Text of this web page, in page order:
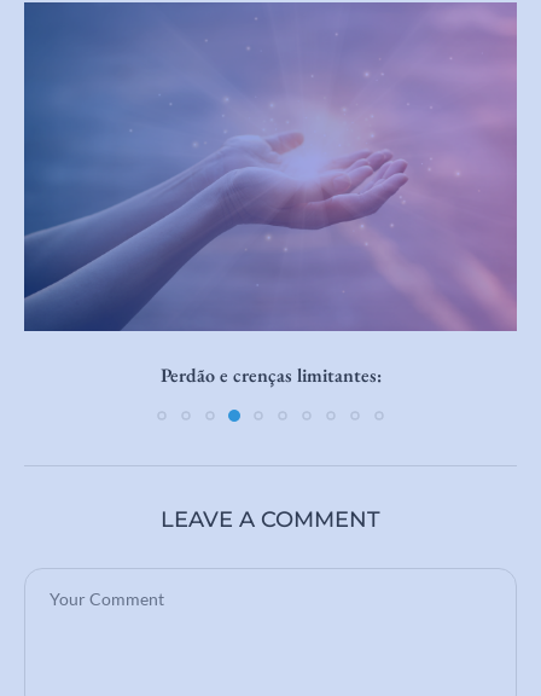
Como atrair um relacionamento saudável em 2026
LEAVE A COMMENT